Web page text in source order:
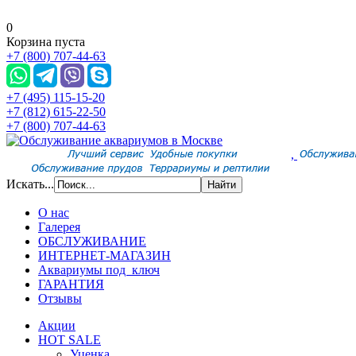
0
Корзина пуста
+7 (800) 707-44-63
+7 (495) 115-15-20
+7 (812) 615-22-50
+7 (800) 707-44-63
,
Искать...
О нас
Галерея
ОБСЛУЖИВАНИЕ
ИНТЕРНЕТ-МАГАЗИН
Аквариумы под ключ
ГАРАНТИЯ
Отзывы
Акции
HOT SALE